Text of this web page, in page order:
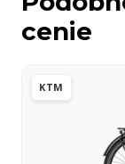
cenie
KTM